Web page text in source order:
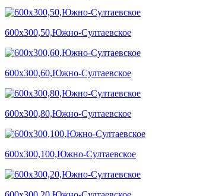
600х300,50,Южно-Султаевское
600х300,60,Южно-Султаевское
600х300,80,Южно-Султаевское
600х300,100,Южно-Султаевское